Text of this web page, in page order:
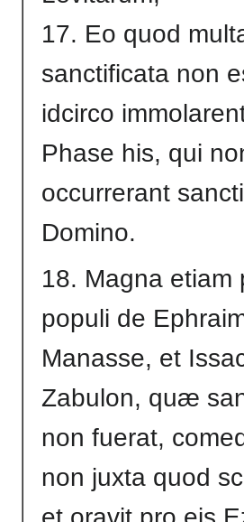
17. Eo quod
sanctificata non
idcirco
Phase his, qui
occurrerant
Domino.
18. Magna etiam
populi de
Manasse, et
Zabulon, quæ
non fuerat,
non juxta quod